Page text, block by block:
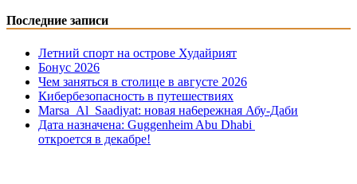
Последние записи
Летний спорт на острове Худайрият
Бонус 2026
Чем заняться в столице в августе 2026
Кибербезопасность в путешествиях
Marsa Al Saadiyat: новая на6ережная Абу-Даби
Дата назначена: Guggenheim Abu Dhabi
откроется в декабре!